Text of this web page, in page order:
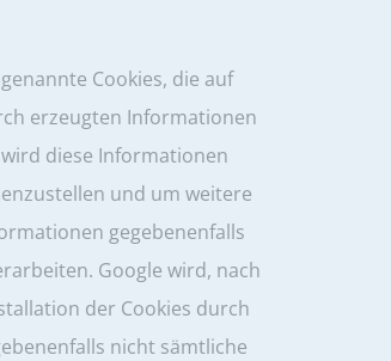
Cookies, die auf
erzeugten Informationen
diese Informationen
und um weitere
gegebenenfalls
Google wird, nach
der Cookies durch
nicht sämtliche